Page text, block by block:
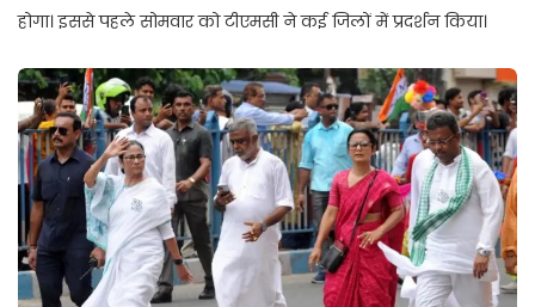
होगा। इससे पहले सोमवार को टीएमसी ने कई जिलों में प्रदर्शन किया।